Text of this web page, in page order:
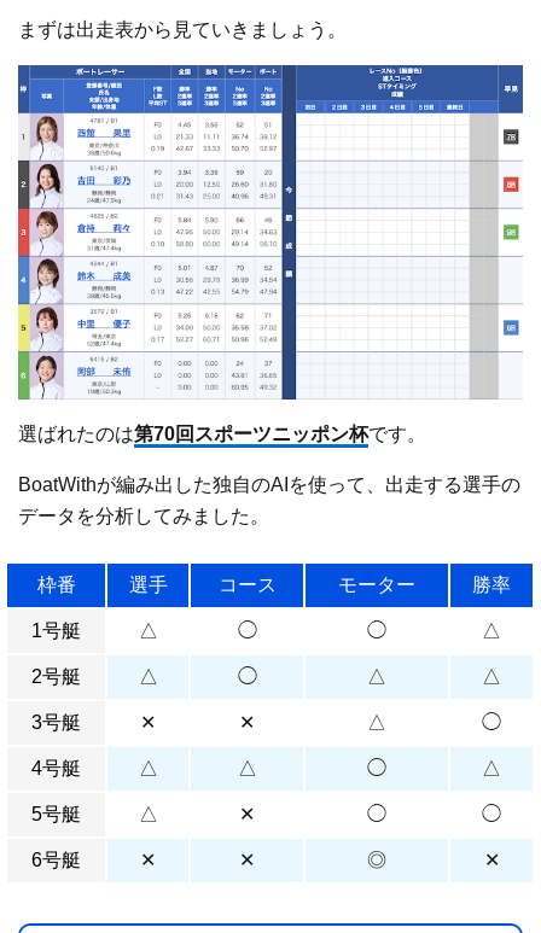
まずは出走表から見ていきましょう。
選ばれたのは第70回スポーツニッポン杯です。
BoatWithが編み出した独自のAIを使って、出走する選手の
データを分析してみました。
枠番 選手 コース モーター 勝率
1号艇 △ ◯ ◯ △
2号艇 △ ◯ △ △
3号艇 ✕ ✕ △ ◯
4号艇 △ △ ◯ △
5号艇 △ ✕ ◯ ◯
6号艇 ✕ ✕ ◎ ✕